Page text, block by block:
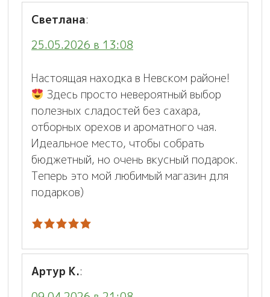
Светлана:
25.05.2026 в 13:08
Настоящая находка в Невском районе!
Здесь просто невероятный выбор
полезных сладостей без сахара,
отборных орехов и ароматного чая.
Идеальное место, чтобы собрать
бюджетный, но очень вкусный подарок.
Теперь это мой любимый магазин для
подарков)
Артур К.: